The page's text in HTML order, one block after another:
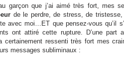
garçon que j’ai aimé très fort, mes
de le perdre, de stress, de
avec moi…ET que pensez-vous qu’il
ont attiré cette rupture. D’une part
certainement ressenti très fort mes
messages subliminaux :